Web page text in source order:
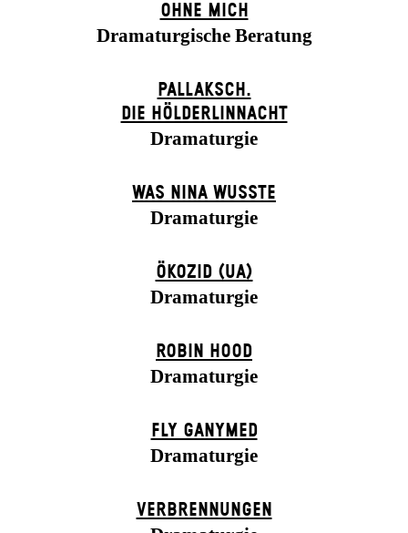
OHNE MICH
Dramaturgische Beratung
PALLAKSCH.
DIE HÖLDERLINNACHT
Dramaturgie
WAS NINA WUSSTE
Dramaturgie
ÖKOZID (UA)
Dramaturgie
ROBIN HOOD
Dramaturgie
FLY GANYMED
Dramaturgie
VERBRENNUNGEN